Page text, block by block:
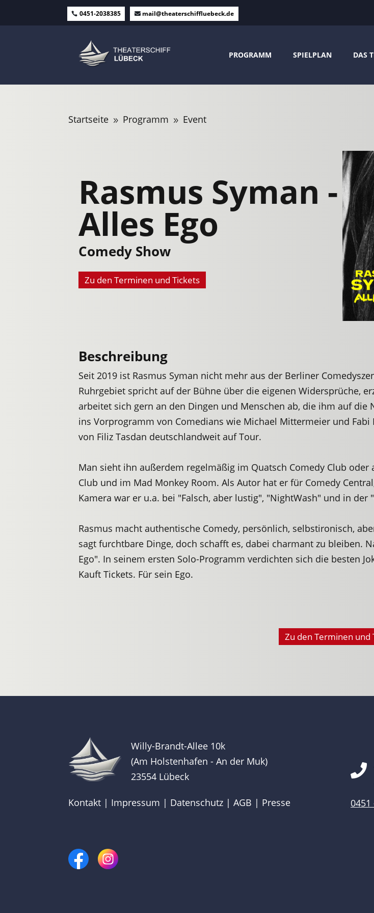
0451-2038385 mail@theaterschiffluebeck.de
PROGRAMM SPIELPLAN DAS
Startseite 9 Programm 9 Event
Rasmus Syman -
Alles Ego
Comedy Show
Zu den Terminen und Tickets
Beschreibung
Seit 2019 ist Rasmus Syman nicht mehr aus der Berliner
Ruhrgebiet spricht auf der Bühne über die eigenen Widersprüche,
arbeitet sich gern an den Dingen und Menschen ab, die ihm auf die
ins Vorprogramm von Comedians wie Michael Mittermeier und
von Filiz Tasdan deutschlandweit auf Tour.
Man sieht ihn außerdem regelmäßig im Quatsch Comedy Club
Club und im Mad Monkey Room. Als Autor hat er für Comedy
Kamera war er u.a. bei "Falsch, aber lustig", "NightWash" und in der
Rasmus macht authentische Comedy, persönlich, selbstironisch,
sagt furchtbare Dinge, doch schafft es, dabei charmant zu bleiben.
Ego". In seinem ersten Solo-Programm verdichten sich die besten
Kauft Tickets. Für sein Ego.
Zu den Terminen und
Willy-Brandt-Allee 10k
(Am Holstenhafen - An der Muk)
23554 Lübeck
Kontakt | Impressum | Datenschutz |AGB | Presse

0451